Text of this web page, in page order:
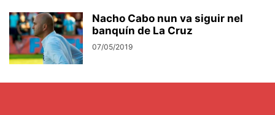
Nacho Cabo nun va siguir nel
banquín de La Cruz
07/05/2019